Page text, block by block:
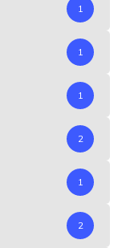
1
1
1
2
1
2